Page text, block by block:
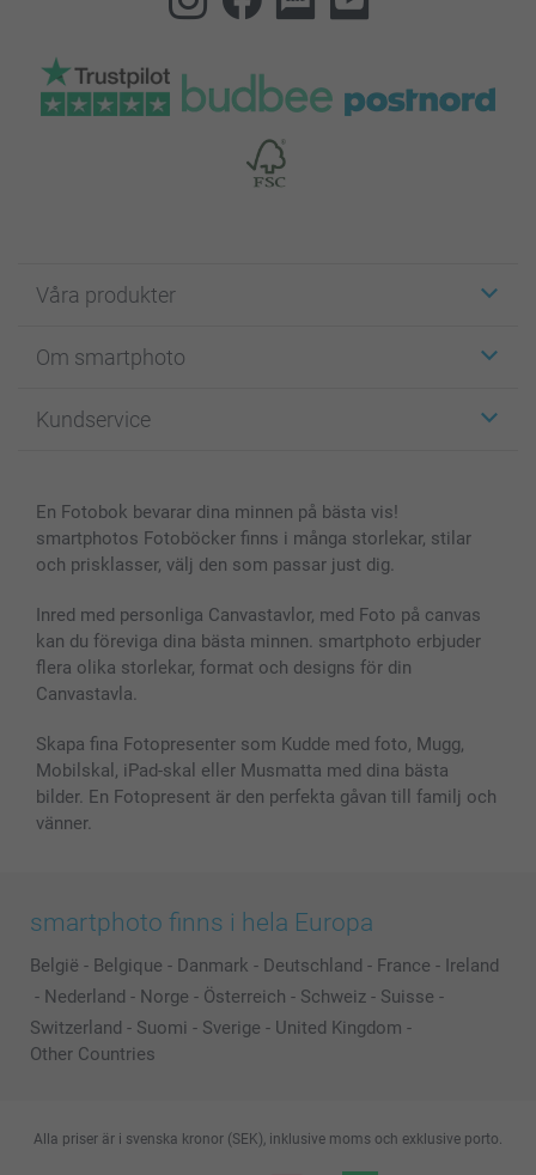
Våra produkter
Fotokort
Fotoböcker
Skal till Mobil & Surfplatta
MyNameBook
Fotoramar & Tillbehör
Presentkort
Alla fotoprodukter
Om smartphoto
För affiliates
Sitemap
Villkor och garantier
Kundservice
smartbonus
Priser & betalning
En Fotobok bevarar dina minnen på bästa vis!
smartphotos Fotoböcker finns i många storlekar, stilar
och prisklasser, välj den som passar just dig.
Inred med personliga Canvastavlor, med Foto på canvas
kan du föreviga dina bästa minnen. smartphoto erbjuder
flera olika storlekar, format och designs för din
Canvastavla.
Skapa fina Fotopresenter som Kudde med foto, Mugg,
Mobilskal, iPad-skal eller Musmatta med dina bästa
bilder. En Fotopresent är den perfekta gåvan till familj och
vänner.
smartphoto finns i hela Europa
België - Belgique - Danmark - Deutschland - France - Ireland
- Nederland - Norge - Österreich - Schweiz - Suisse -
Switzerland - Suomi - Sverige - United Kingdom -
Other Countries
Alla priser är i svenska kronor (SEK), inklusive moms och exklusive porto.